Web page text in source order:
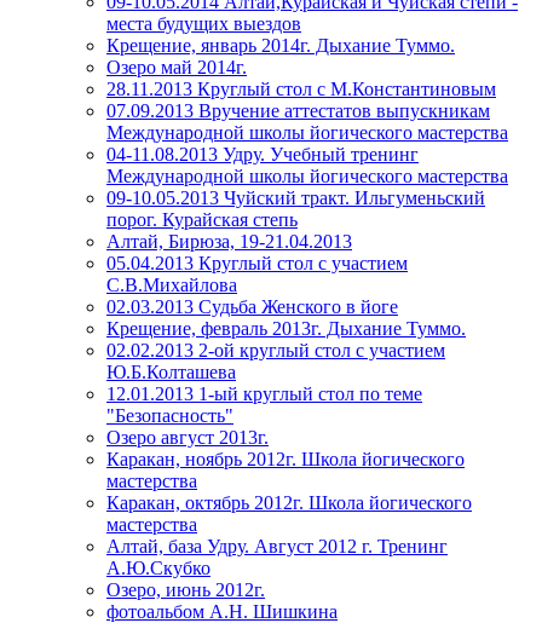
места будущих выездов
Крещение, январь 2014г. Дыхание Туммо.
Озеро май 2014г.
28.11.2013 Круглый стол с М.Константиновым
07.09.2013 Вручение аттестатов выпускникам
Международной школы йогического мастерства
04-11.08.2013 Удру. Учебный тренинг
Международной школы йогического мастерства
09-10.05.2013 Чуйский тракт. Ильгуменьский
порог. Курайская степь
Алтай, Бирюза, 19-21.04.2013
05.04.2013 Круглый стол с участием
С.В.Михайлова
02.03.2013 Судьба Женского в йоге
Крещение, февраль 2013г. Дыхание Туммо.
02.02.2013 2-ой круглый стол с участием
Ю.Б.Колташева
12.01.2013 1-ый круглый стол по теме
"Безопасность"
Озеро август 2013г.
Каракан, ноябрь 2012г. Школа йогического
мастерства
Каракан, октябрь 2012г. Школа йогического
мастерства
Алтай, база Удру. Август 2012 г. Тренинг
А.Ю.Скубко
Озеро, июнь 2012г.
фотоальбом А.Н. Шишкина